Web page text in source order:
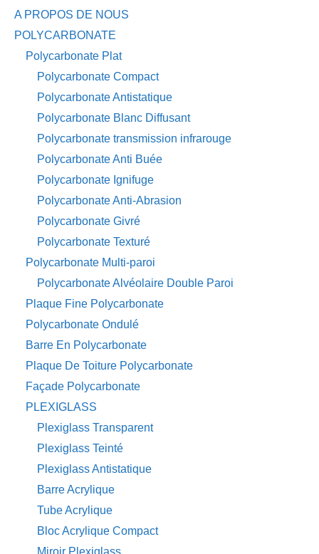
A PROPOS DE NOUS
POLYCARBONATE
Polycarbonate Plat
Polycarbonate Compact
Polycarbonate Antistatique
Polycarbonate Blanc Diffusant
Polycarbonate transmission infrarouge
Polycarbonate Anti Buée
Polycarbonate Ignifuge
Polycarbonate Anti-Abrasion
Polycarbonate Givré
Polycarbonate Texturé
Polycarbonate Multi-paroi
Polycarbonate Alvéolaire Double Paroi
Plaque Fine Polycarbonate
Polycarbonate Ondulé
Barre En Polycarbonate
Plaque De Toiture Polycarbonate
Façade Polycarbonate
PLEXIGLASS
Plexiglass Transparent
Plexiglass Teinté
Plexiglass Antistatique
Barre Acrylique
Tube Acrylique
Bloc Acrylique Compact
Miroir Plexiglass